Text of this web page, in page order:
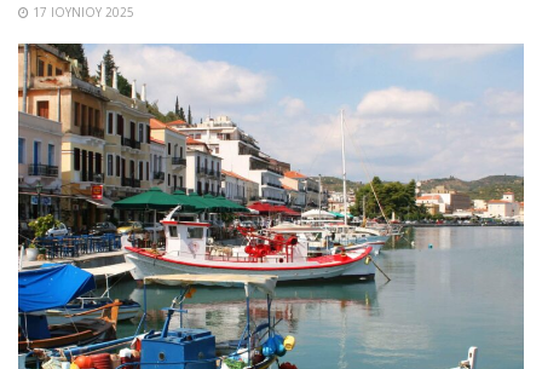
17 ΙΟΥΝΊΟΥ 2025